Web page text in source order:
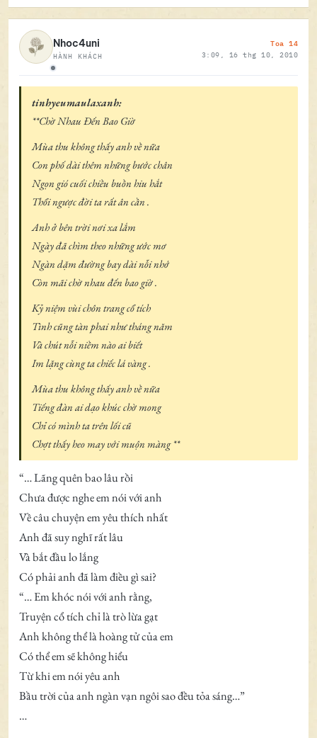
Ngoại tuyến
Nhoc4uni
HÀNH KHÁCH
Toa 14
3:09, 16 thg 10, 2010
tinhyeumaulaxanh:
**Chờ Nhau Đến Bao Giờ
Mùa thu không thấy anh về nữa
Con phố dài thêm những bước chân
Ngọn gió cuối chiều buồn hiu hắt
Thổi ngược đời ta rất ân cần .
Anh ở bên trời nơi xa lắm
Ngày đã chìm theo những ước mơ
Ngàn dặm đường bay dài nỗi nhớ
Còn mãi chờ nhau đến bao giờ .
Kỷ niệm vùi chôn trang cổ tích
Tình cũng tàn phai như tháng năm
Và chút nỗi niềm nào ai biết
Im lặng cùng ta chiếc lá vàng .
Mùa thu không thấy anh về nữa
Tiếng đàn ai dạo khúc chờ mong
Chỉ có mình ta trên lối cũ
Chợt thấy heo may với muộn màng **
“… Lãng quên bao lâu rồi
Chưa được nghe em nói với anh
Về câu chuyện em yêu thích nhất
Anh đã suy nghĩ rất lâu
Và bắt đầu lo lắng
Có phải anh đã làm điều gì sai?
“… Em khóc nói với anh rằng,
Truyện cổ tích chỉ là trò lừa gạt
Anh không thể là hoàng tử của em
Có thể em sẽ không hiểu
Từ khi em nói yêu anh
Bầu trời của anh ngàn vạn ngôi sao đều tỏa sáng…”
…